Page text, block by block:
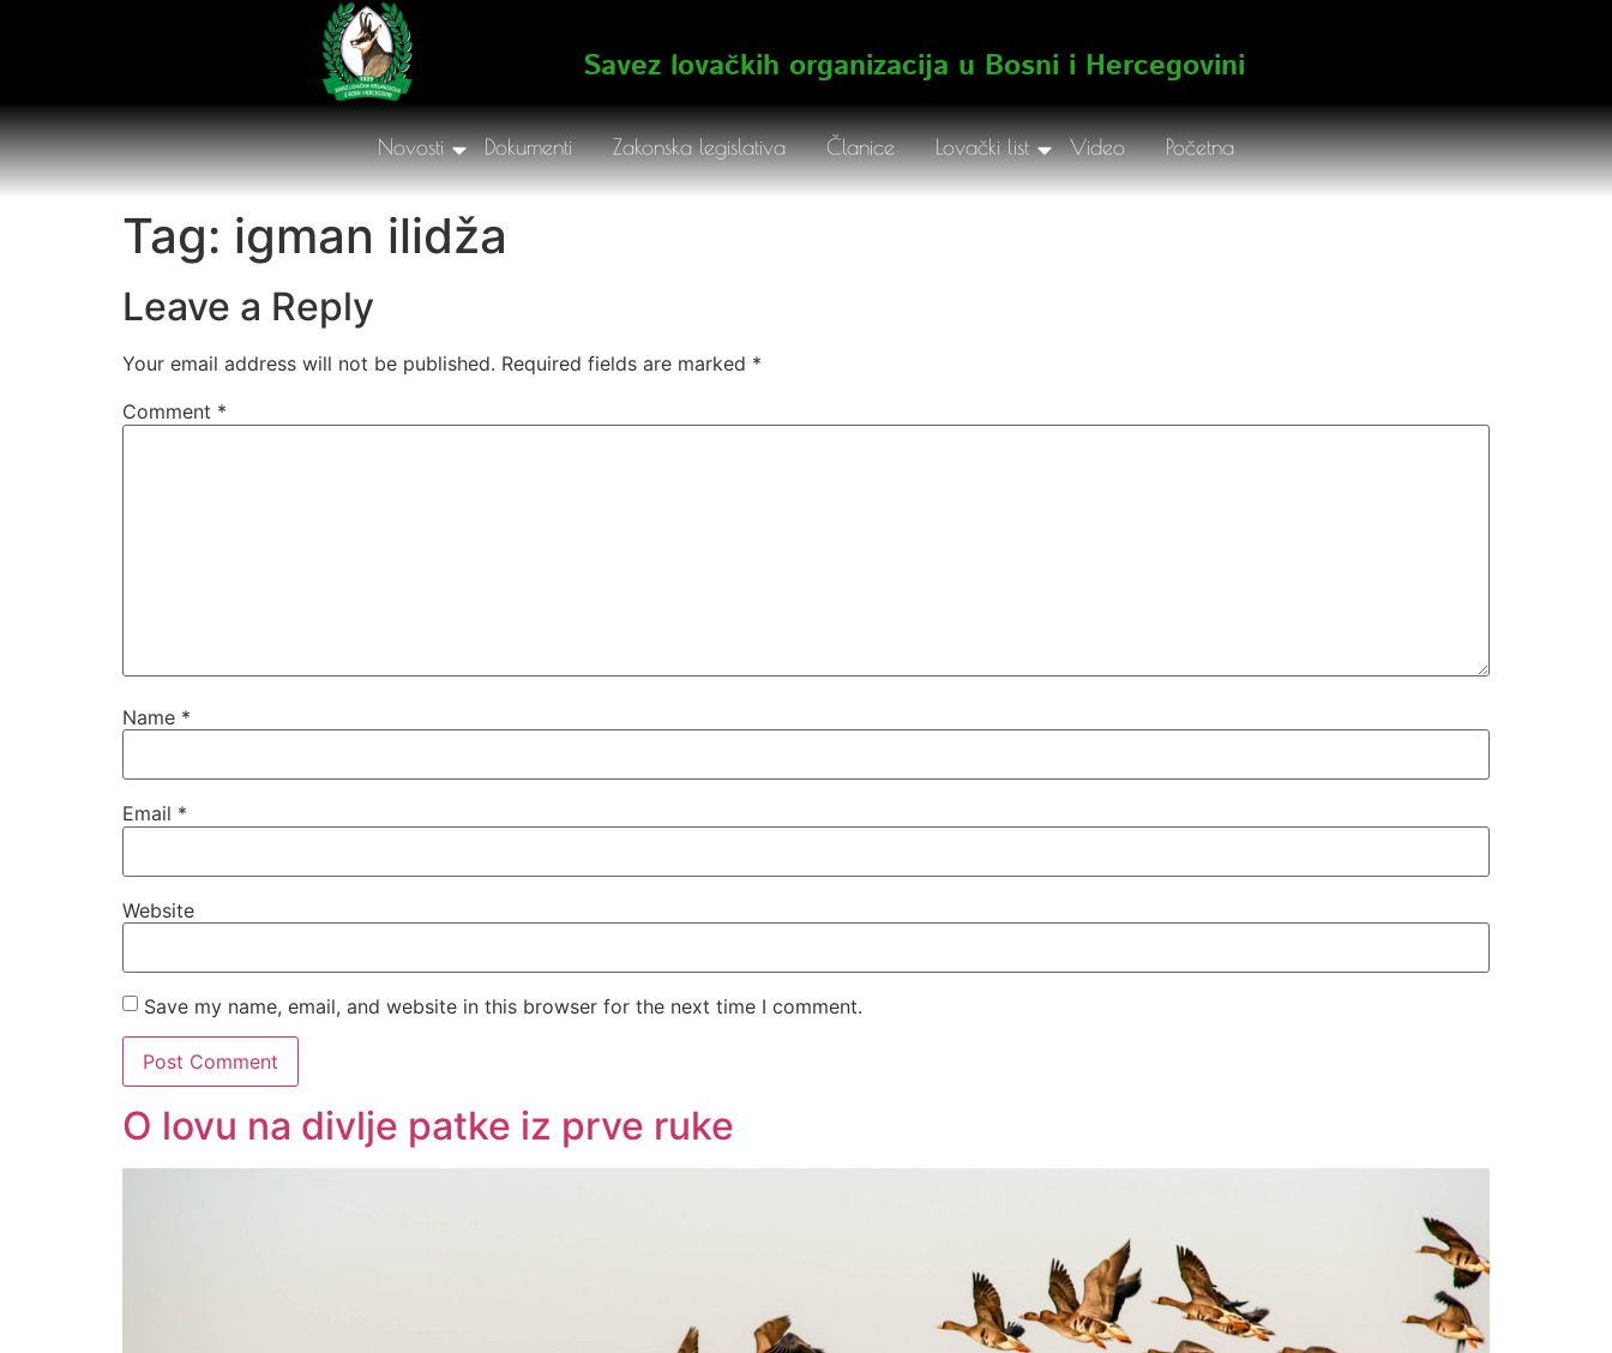
Savez lovačkih organizacija u Bosni i Hercegovini
Novosti Dokumenti Zakonska legislativa Članice Lovački list Video Početna
Tag: igman ilidža
Leave a Reply
Your email address will not be published. Required fields are marked *
Comment *
Name *
Email *
Website
Save my name, email, and website in this browser for the next time I comment.
O lovu na divlje patke iz prve ruke